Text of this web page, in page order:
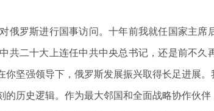
罗斯进行国事访问。十年前我就任国家主席
共二十大上连任中共中央总书记，还是前不
坚强领导下，俄罗斯发展振兴取得长足进展
史逻辑。作为最大邻国和全面战略协作伙伴